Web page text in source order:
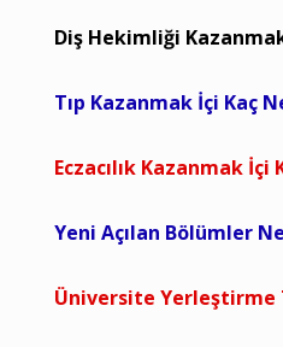
Diş Hekimliği
Tıp Kazanmak İçi Kaç
Eczacılık Kazanmak
Yeni Açılan Bölümler
Üniversite Yerleştirme